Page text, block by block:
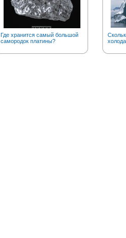
Где хранится самый большой
самородок платины?